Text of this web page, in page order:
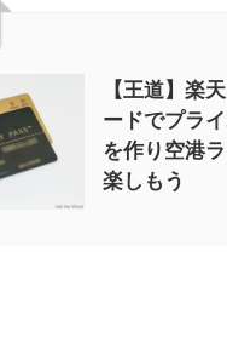
【王道】楽
ードでプラ
を作り空港
楽しもう